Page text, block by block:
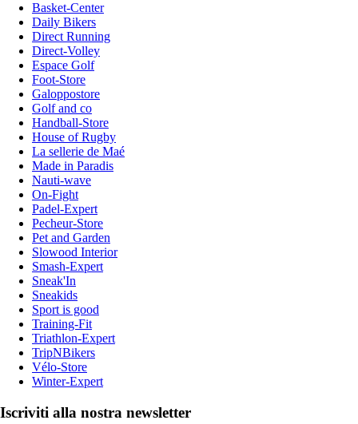
Basket-Center
Daily Bikers
Direct Running
Direct-Volley
Espace Golf
Foot-Store
Galoppostore
Golf and co
Handball-Store
House of Rugby
La sellerie de Maé
Made in Paradis
Nauti-wave
On-Fight
Padel-Expert
Pecheur-Store
Pet and Garden
Slowood Interior
Smash-Expert
Sneak'In
Sneakids
Sport is good
Training-Fit
Triathlon-Expert
TripNBikers
Vélo-Store
Winter-Expert
Iscriviti alla nostra newsletter